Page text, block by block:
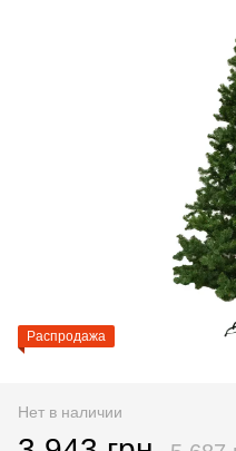
Распродажа
Нет в наличии